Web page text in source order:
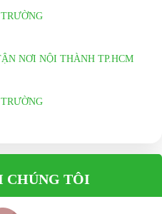
NƠI NỘI THÀNH TP.HCM
CHÚNG TÔI